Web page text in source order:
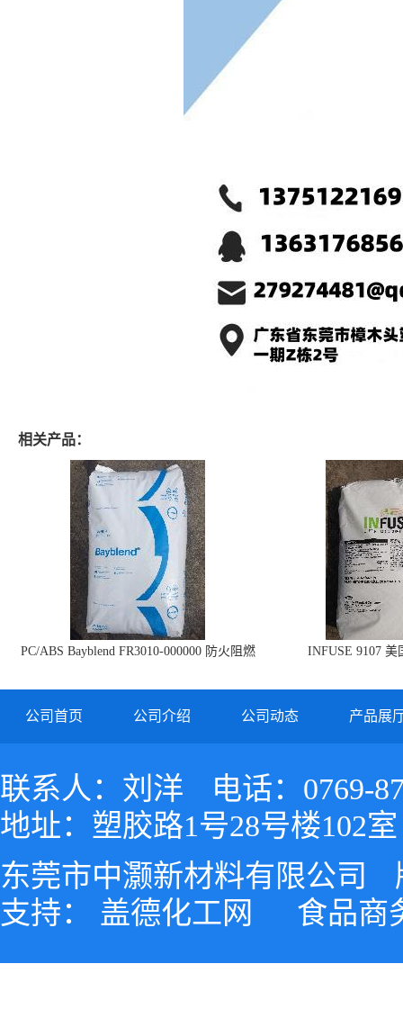
相关产品：
PC/ABS Bayblend FR3010-000000 防火阻燃
INFUSE 9107 美
公司首页 公司介绍 公司动态 产品展
联系人：刘洋
电话：0769-
地址：塑胶路1号28号楼102室
东莞市中灏新材料有限公司
支持： 盖德化工网 食品商